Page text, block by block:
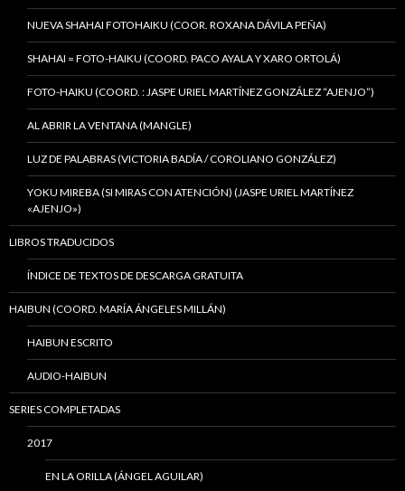
NUEVA SHAHAI FOTOHAIKU (COOR. ROXANA DÁVILA PEÑA)
SHAHAI = FOTO-HAIKU (COORD. PACO AYALA Y XARO ORTOLÁ)
FOTO-HAIKU (COORD. : JASPE URIEL MARTÍNEZ GONZÁLEZ “AJENJO”)
AL ABRIR LA VENTANA (MANGLE)
LUZ DE PALABRAS (VICTORIA BADÍA / COROLIANO GONZÁLEZ)
YOKU MIREBA (SI MIRAS CON ATENCIÓN) (JASPE URIEL MARTÍNEZ
«AJENJO»)
LIBROS TRADUCIDOS
ÍNDICE DE TEXTOS DE DESCARGA GRATUITA
HAIBUN (COORD. MARÍA ÁNGELES MILLÁN)
HAIBUN ESCRITO
AUDIO-HAIBUN
SERIES COMPLETADAS
2017
EN LA ORILLA (ÁNGEL AGUILAR)